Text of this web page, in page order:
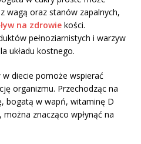
wagą oraz stanów zapalnych,
na zdrowie kości.
pełnoziarnistych i warzyw
układu kostnego.
diecie pomoże wspierać
organizmu. Przechodząc na
bogatą w wapń, witaminę D
znacząco wpłynąć na